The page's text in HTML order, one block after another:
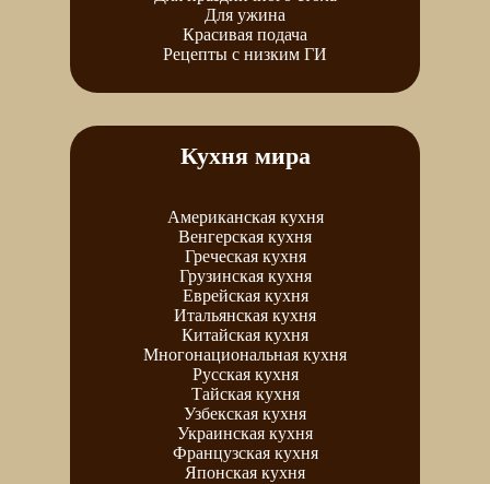
Для ужина
Красивая подача
Рецепты с низким ГИ
Кухня мира
Американская кухня
Венгерская кухня
Греческая кухня
Грузинская кухня
Еврейская кухня
Итальянская кухня
Китайская кухня
Многонациональная кухня
Русская кухня
Тайская кухня
Узбекская кухня
Украинская кухня
Французская кухня
Японская кухня